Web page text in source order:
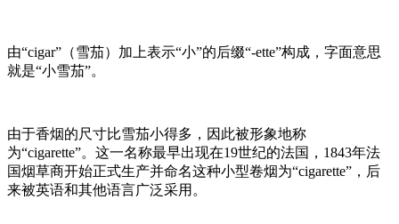
由“cigar”（雪茄）加上表示“小”的后缀“-ette”构成，字面意思
就是“小雪茄”。
由于香烟的尺寸比雪茄小得多，因此被形象地称
为“cigarette”。这一名称最早出现在19世纪的法国，1843年法
国烟草商开始正式生产并命名这种小型卷烟为“cigarette”，后
来被英语和其他语言广泛采用。